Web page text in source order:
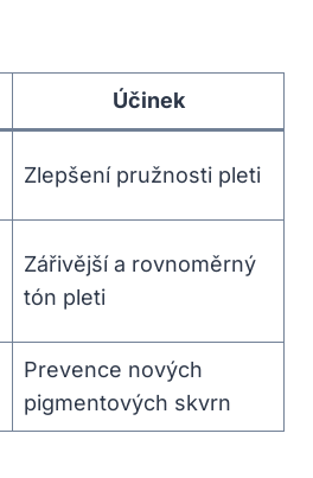
Účinek
Zlepšení pružnosti pleti
Zářivější a rovnoměrný
tón pleti
Prevence nových
pigmentových skvrn